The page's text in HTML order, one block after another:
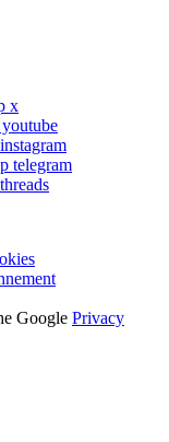
x
telegram
Google Privacy